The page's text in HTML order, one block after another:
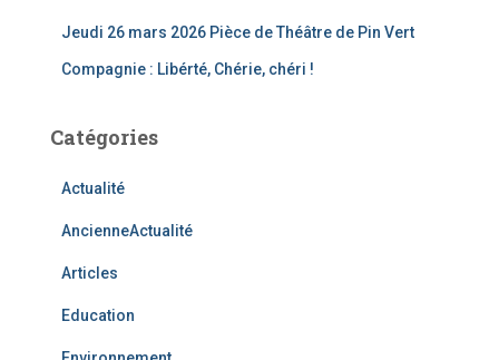
Jeudi 26 mars 2026 Pièce de Théâtre de Pin Vert
Compagnie : Libérté, Chérie, chéri !
Catégories
Actualité
AncienneActualité
Articles
Education